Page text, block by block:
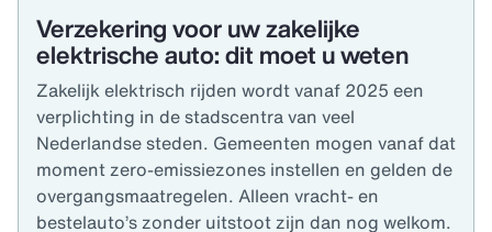
Verzekering voor uw zakelijke
elektrische auto: dit moet u weten
Zakelijk elektrisch rijden wordt vanaf 2025 een
verplichting in de stadscentra van veel
Nederlandse steden. Gemeenten mogen vanaf dat
moment zero-emissiezones instellen en gelden de
overgangsmaatregelen. Alleen vracht- en
bestelauto’s zonder uitstoot zijn dan nog welkom.